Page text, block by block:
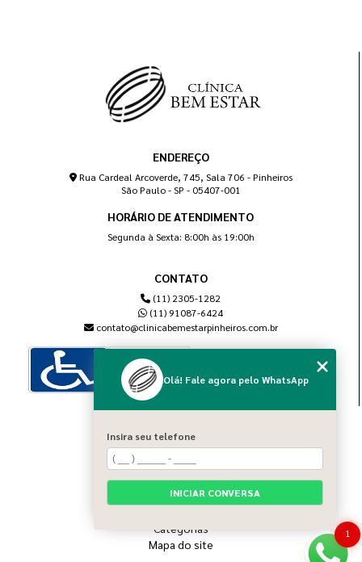
ENDEREÇO
Rua Cardeal Arcoverde, 745, Sala 706 - Pinheiros
São Paulo - SP - 05407-001
HORÁRIO DE ATENDIMENTO
Segunda à Sexta: 8:00h às 19:00h
CONTATO
(11) 2305-1282
(11) 91087-6424
contato@clinicabemestarpinheiros.com.br
Home
Sobre nós
Blog
Serviços
Categorias
Mapa do site
1
Olá! Fale agora pelo WhatsApp
Insira seu telefone
INICIAR CONVERSA